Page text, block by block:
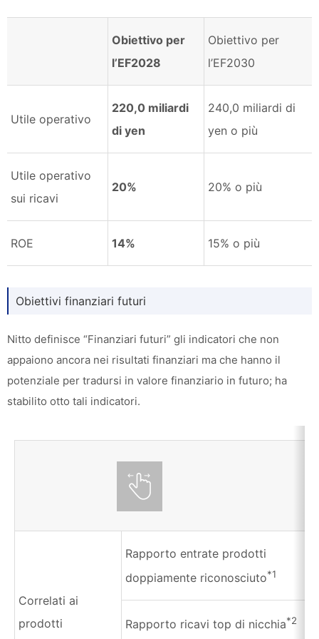
Obiettivo per
l’EF2028
Obiettivo per
l’EF2030
Utile operativo
220,0 miliardi
di yen
240,0 miliardi di
yen o più
Utile operativo
sui ricavi
20% 20% o più
ROE 14% 15% o più
Obiettivi finanziari futuri
Nitto definisce “Finanziari futuri” gli indicatori che non
appaiono ancora nei risultati finanziari ma che hanno il
potenziale per tradursi in valore finanziario in futuro; ha
stabilito otto tali indicatori.
Correlati ai
prodotti
Rapporto entrate prodotti
doppiamente riconosciuto*1
Rapporto ricavi top di nicchia*2